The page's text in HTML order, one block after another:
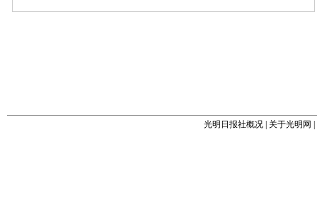
光明日报社概况 关于光明网